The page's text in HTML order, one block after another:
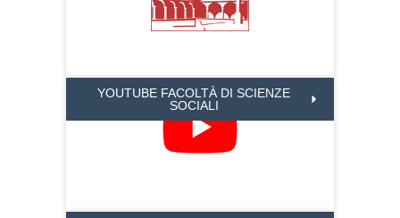
YOUTUBE FACOLTÀ DI SCIENZE
SOCIALI